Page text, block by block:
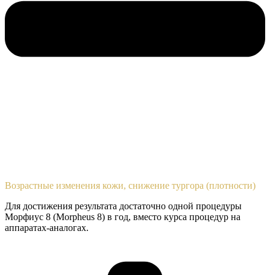
Возрастные изменения кожи, снижение тургора (плотности)
Для достижения результата достаточно одной процедуры
Морфиус 8 (Morpheus 8) в год, вместо курса процедур на
аппаратах-аналогах.